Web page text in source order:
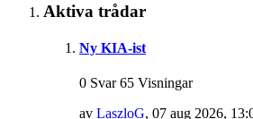
Aktiva trådar
Ny KIA-ist
0 Svar 65 Visningar
av LaszloG, 07 aug 2026,